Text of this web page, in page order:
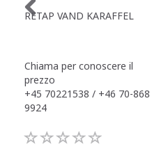
RETAP VAND KARAFFEL
Chiama per conoscere il
prezzo
+45 70221538 / +46 70-868
9924